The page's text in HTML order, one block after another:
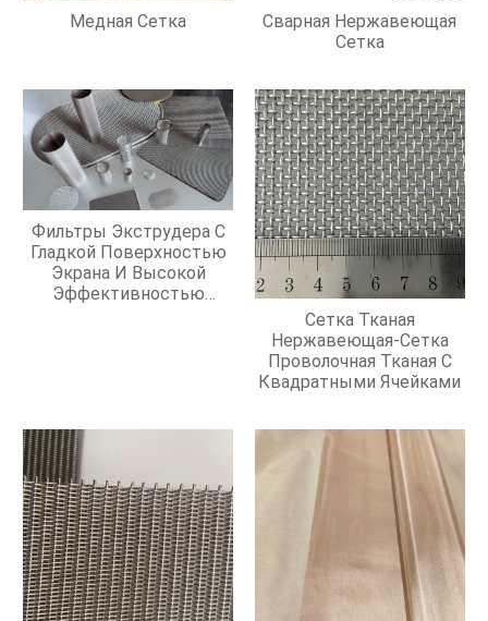
Медная Сетка
Сварная Нержавеющая
Сетка
Фильтры Экструдера С
Гладкой Поверхностью
Экрана И Высокой
Эффективностью
Сетка Тканая
Нержавеющая-Сетка
Проволочная Тканая С
Квадратными Ячейками